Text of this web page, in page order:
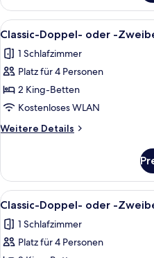
Doppel-
oder
-
Zweibettzimmer
Alle
Fotos
für
Classic-
Doppel-
oder
-
Zweibettzimmer
14
Classic-Doppel- oder -
1 Schlafzimmer
Platz für 4 Personen
2 King-Betten
Kostenloses WLAN
Weitere Details
Weitere
Doppel-
oder
-
Zweibettzimmer
Alle
Fotos
für
Classic-
14
Classic-Doppel- oder -
1 Schlafzimmer
Platz für 4 Personen